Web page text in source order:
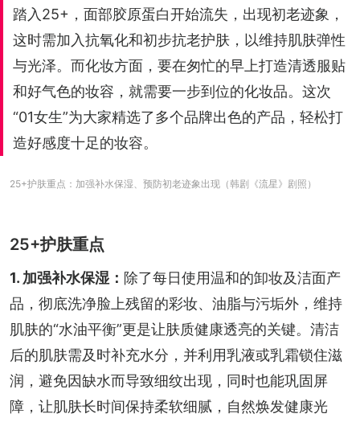
踏入25+，面部胶原蛋白开始流失，出现初老迹象，
这时需加入抗氧化和初步抗老护肤，以维持肌肤弹性
与光泽。而化妆方面，要在匆忙的早上打造清透服贴
和好气色的妆容，就需要一步到位的化妆品。这次
“01女生”为大家精选了多个品牌出色的产品，轻松打
造好感度十足的妆容。
25+护肤重点：加强补水保湿、预防初老迹象出现（韩剧《流星》剧照）
25+护肤重点
1. 加强补水保湿： 除了每日使用温和的卸妆及洁面产
品，彻底洗净脸上残留的彩妆、油脂与污垢外，维持
肌肤的“水油平衡”更是让肤质健康透亮的关键。清洁
后的肌肤需及时补充水分，并利用乳液或乳霜锁住滋
润，避免因缺水而导致细纹出现，同时也能巩固屏
障，让肌肤长时间保持柔软细腻，自然焕发健康光